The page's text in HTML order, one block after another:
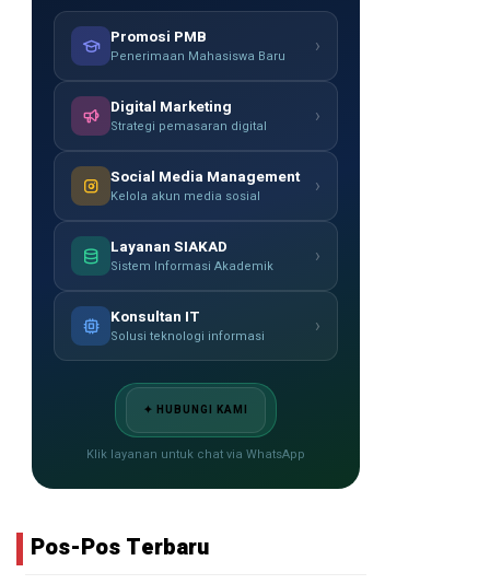
Promosi PMB
Penerimaan Mahasiswa Baru ›
Digital Marketing
Strategi pemasaran digital ›
Social Media Management
Kelola akun media sosial ›
Layanan SIAKAD
Sistem Informasi Akademik ›
Konsultan IT
Solusi teknologi informasi ›
✦ HUBUNGI KAMI
Klik layanan untuk chat via WhatsApp
Pos-Pos Terbaru